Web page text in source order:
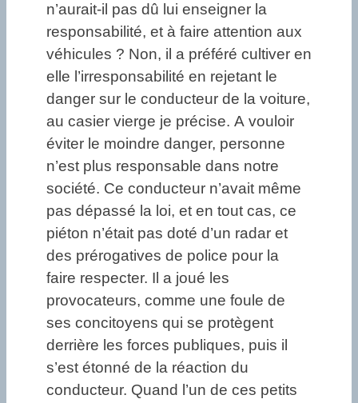
n’aurait-il pas dû lui enseigner la
responsabilité, et à faire attention aux
véhicules ? Non, il a préféré cultiver en
elle l’irresponsabilité en rejetant le
danger sur le conducteur de la voiture,
au casier vierge je précise. A vouloir
éviter le moindre danger, personne
n’est plus responsable dans notre
société. Ce conducteur n’avait même
pas dépassé la loi, et en tout cas, ce
piéton n’était pas doté d’un radar et
des prérogatives de police pour la
faire respecter. Il a joué les
provocateurs, comme une foule de
ses concitoyens qui se protègent
derrière les forces publiques, puis il
s’est étonné de la réaction du
conducteur. Quand l’un de ces petits